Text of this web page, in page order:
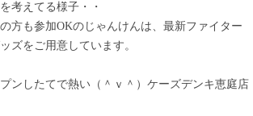
考えてる様子・・
方も参加OKのじゃんけんは、最新ファイター
ズをご用意しています。
ンしたてで熱い（＾ｖ＾）ケーズデンキ恵庭店